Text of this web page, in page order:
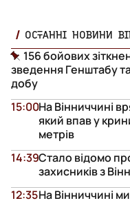
ОСТАННІ НОВИНИ
156 бойових
зведення Генштабу
добу
На Вінниччині
який впав у
метрів
15:00
Стало відомо
захисників з
14:39
На Вінниччині
12:35